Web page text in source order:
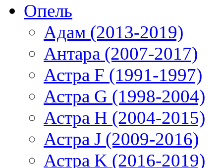
Опель
Адам (2013-2019)
Антара (2007-2017)
Астра F (1991-1997)
Астра G (1998-2004)
Астра H (2004-2015)
Астра J (2009-2016)
Астра K (2016-2019)